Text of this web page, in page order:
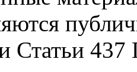
Статьи 437